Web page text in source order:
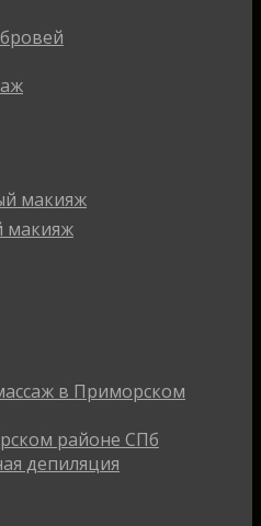
макияж
макияж
в Приморском
районе СПб
депиляция